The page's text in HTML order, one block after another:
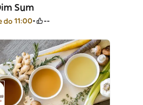
Sum
do 11:00 --